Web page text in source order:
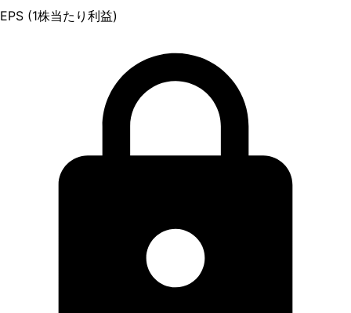
EPS (1株当たり利益)